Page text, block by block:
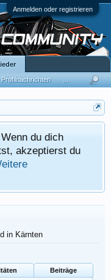
Anmelden oder registrieren
du dich
akzeptierst du
in Kärnten
Beiträge
Profilnachrichten